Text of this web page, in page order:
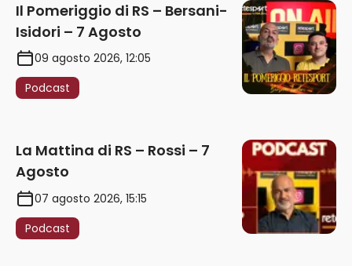
Il Pomeriggio di RS – Bersani-
Isidori – 7 Agosto
09 agosto 2026, 12:05
Podcast
La Mattina di RS – Rossi – 7
Agosto
07 agosto 2026, 15:15
Podcast